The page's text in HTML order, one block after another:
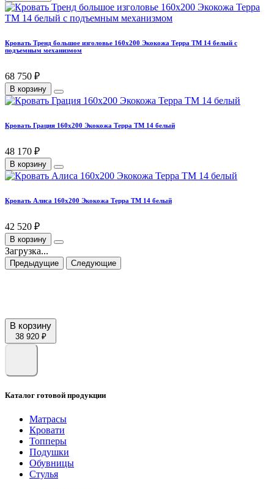
Кровать Тренд большое изголовье 160х200 Экокожа Терра ТМ 14 белый с
подъемным механизмом
68 750 ₽
В корзину
Кровать Грация 160х200 Экокожа Терра ТМ 14 белый
48 170 ₽
В корзину
Кровать Алиса 160х200 Экокожа Терра ТМ 14 белый
42 520 ₽
В корзину
Загрузка...
Предыдущие Следующие
В корзину
38 920 ₽
Каталог готовой продукции
Матрасы
Кровати
Топперы
Подушки
Обувницы
Стулья